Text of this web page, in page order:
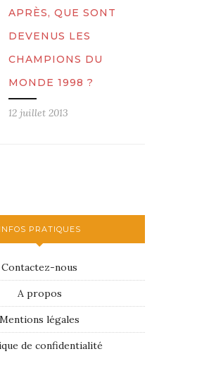
APRÈS, QUE SONT
DEVENUS LES
CHAMPIONS DU
MONDE 1998 ?
12 juillet 2013
INFOS PRATIQUES
Contactez-nous
A propos
Mentions légales
de confidentialité